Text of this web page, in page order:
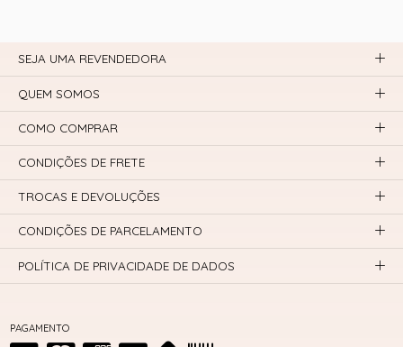
PAGAMENTO
SEJA UMA REVENDEDORA
QUEM SOMOS
COMO COMPRAR
CONDIÇÕES DE FRETE
TROCAS E DEVOLUÇÕES
CONDIÇÕES DE PARCELAMENTO
POLÍTICA DE PRIVACIDADE DE DADOS